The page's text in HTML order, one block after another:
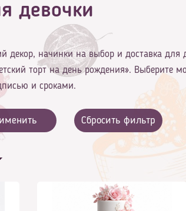
девочки
декор, начинки на выбор и доставка для
торт на день рождения». Выберите
и сроками.
Сбросить фильтр